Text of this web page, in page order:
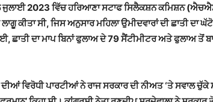
ਜੁਲਾਈ 2023 ਵਿੱਚ ਹਰਿਆਣਾ ਸਟਾਫ ਸਿਲੈਕਸ਼ਨ ਕਮਿਸ਼ਨ
ਕੀਤਾ ਸੀ, ਜਿਸ ਅਨੁਸਾਰ ਮਹਿਲਾ ਉਮੀਦਵਾਰਾਂ ਦੀ ਛਾਤੀ ਦਾ
ਛਾਤੀ ਦਾ ਮਾਪ ਬਿਨਾਂ ਫੁਲਾਅ ਦੇ 79 ਸੈਂਟੀਮੀਟਰ ਅਤੇ ਫੁਲਾਅ ਤੋਂ
ਵਿਰੋਧੀ ਪਾਰਟੀਆਂ ਨੇ ਰਾਜ ਸਰਕਾਰ ਦੀ ਨੀਅਤ ‘ਤੇ ਸਵਾਲ ਚੁੱਕੇ